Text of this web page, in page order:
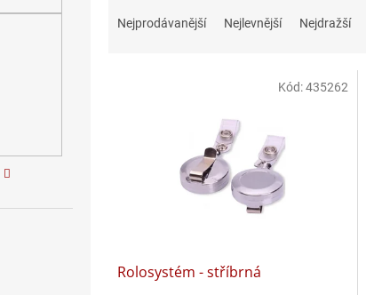
Nejprodávanější Nejlevnější Nejdražší
Rolosystém - stříbrná
Kód:435262